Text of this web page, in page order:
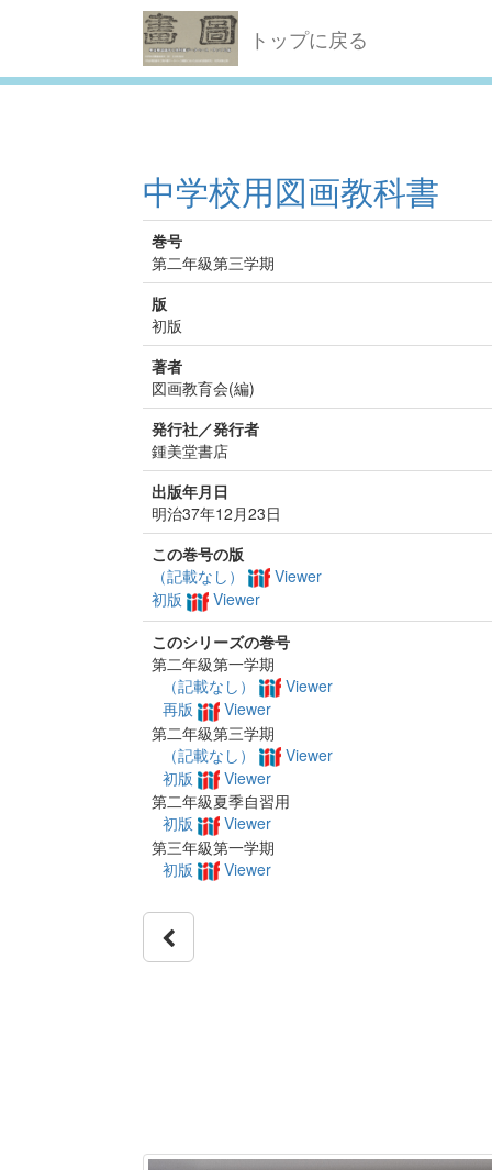
トップに戻る
中学校用図画教科書
巻号
第二年級第三学期
版
初版
著者
図画教育会(編)
発行社／発行者
鍾美堂書店
出版年月日
明治37年12月23日
この巻号の版
（記載なし）
Viewer
初版
Viewer
このシリーズの巻号
第二年級第一学期
（記載なし）
Viewer
再版
Viewer
第二年級第三学期
（記載なし）
Viewer
初版
Viewer
第二年級夏季自習用
初版
Viewer
第三年級第一学期
初版
Viewer